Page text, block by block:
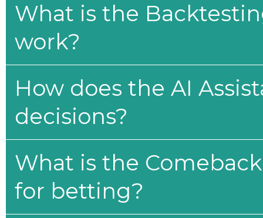
What is the
work?
How does the AI
decisions?
What is the
for betting?